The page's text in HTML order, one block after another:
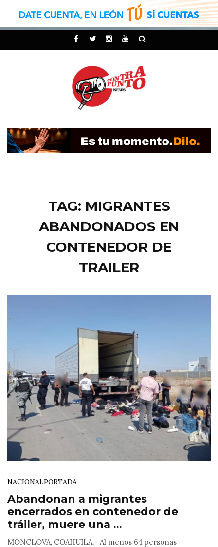
TAG: MIGRANTES
ABANDONADOS EN
CONTENEDOR DE
TRAILER
NACIONALPORTADA
Abandonan a migrantes
encerrados en contenedor de
tráiler, muere una ...
MONCLOVA, COAHUILA.- Al menos 64 personas